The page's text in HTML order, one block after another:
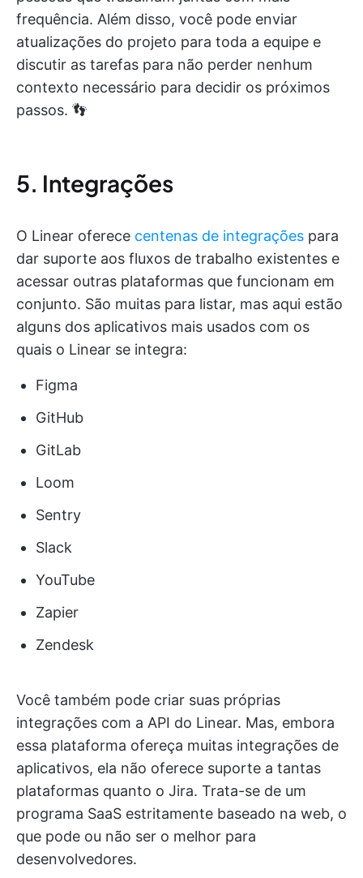
frequência. Além disso, você pode enviar
atualizações do projeto para toda a equipe e
discutir as tarefas para não perder nenhum
contexto necessário para decidir os próximos
passos. 👣
5. Integrações
O Linear oferece centenas de integrações para
dar suporte aos fluxos de trabalho existentes e
acessar outras plataformas que funcionam em
conjunto. São muitas para listar, mas aqui estão
alguns dos aplicativos mais usados com os
quais o Linear se integra:
Figma
GitHub
GitLab
Loom
Sentry
Slack
YouTube
Zapier
Zendesk
Você também pode criar suas próprias
integrações com a API do Linear. Mas, embora
essa plataforma ofereça muitas integrações de
aplicativos, ela não oferece suporte a tantas
plataformas quanto o Jira. Trata-se de um
programa SaaS estritamente baseado na web, o
que pode ou não ser o melhor para
desenvolvedores.